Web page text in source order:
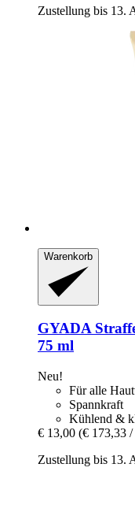
Zustellung bis 13.
Warenkorb
GYADA
75 ml
Neu!
Für alle
Spannkraft
Kühlend &
€ 13,00 (€ 173,33
Zustellung bis 13.